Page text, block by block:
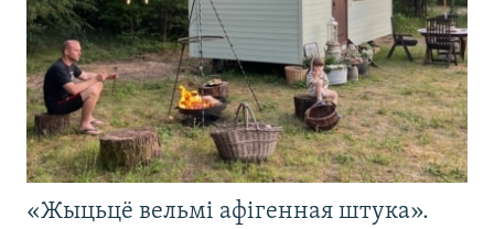
«Жыцьцё вельмі афігенная штука».